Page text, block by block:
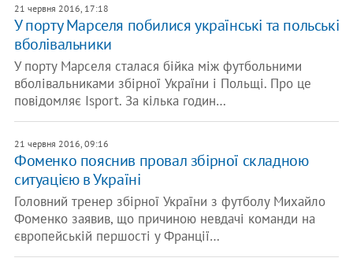
21 червня 2016, 17:18
У порту Марселя побилися українські та польські
вболівальники
У порту Марселя сталася бійка між футбольними
вболівальниками збірної України і Польщі. Про це
повідомляє Isport. За кілька годин…
21 червня 2016, 09:16
Фоменко пояснив провал збірної складною
ситуацією в Україні
Головний тренер збірної України з футболу Михайло
Фоменко заявив, що причиною невдачі команди на
європейській першості у Франції…